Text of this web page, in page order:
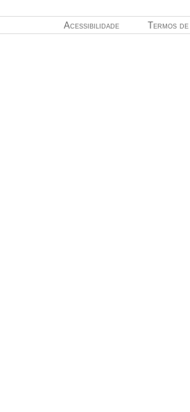
Termos
Acessibilidade